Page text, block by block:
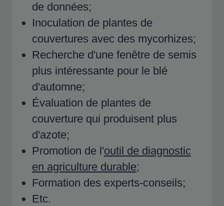
de données;
Inoculation de plantes de
couvertures avec des mycorhizes;
Recherche d'une fenêtre de semis
plus intéressante pour le blé
d'automne;
Évaluation de plantes de
couverture qui produisent plus
d'azote;
Promotion de l'outil de diagnostic
en agriculture durable;
Formation des experts-conseils;
Etc.